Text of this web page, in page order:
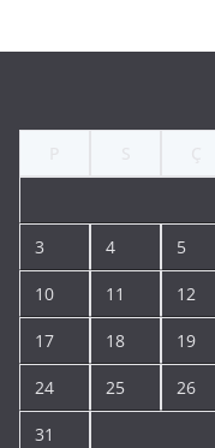
3 4 5
10 11 12
17 18 19
24 25 26
31